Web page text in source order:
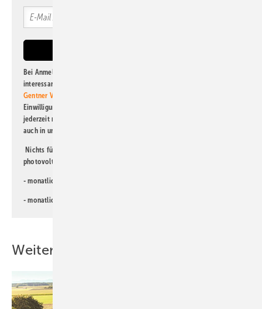
Bei Anmeldung zu diesem Newsletter bin ich damit einverstanden, über
interessante Verlags- und Online-Angebote
Gentner Verlag GmbH & Co. KG
Einwilligung kann ich jederzeit widerrufen und eine Abmeldung ist
jederzeit möglich. Informationen zum Umgang mit Daten finden Sie
auch in unserer
Nichts für Sie dabei? Dann lesen Sie doch einen unserer weiteren
photovoltaik-Newsletter!
- monatlicher
- monatlicher
Weitere Inhalte